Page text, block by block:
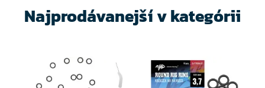
Najprodávanejší v kategórii